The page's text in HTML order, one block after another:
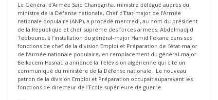
Le Général d’Armée Saïd Chanegriha, ministre délégué auprès du
ministre de la Défense nationale, Chef d’Etat-major de l’Armée
nationale populaire (ANP), a procédé mercredi, au nom du président
de la République et chef suprême des forces armées, Abdelmadjid
Tebboune, à l’installation du général-major Hamid Fekane dans ses
fonctions de chef de la division Emploi et Préparation de l’état-major
de l’Armée nationale populaire, en remplacement du général-major
Belkacem Hasnat, a annoncé la Télévision algérienne qui cite un
communiqué du ministère de la Défense nationale. Le nouveau
patron de la division Emploi et Préparation occupait auparavant les
fonctions de directeur de l’Ecole supérieure de guerre.